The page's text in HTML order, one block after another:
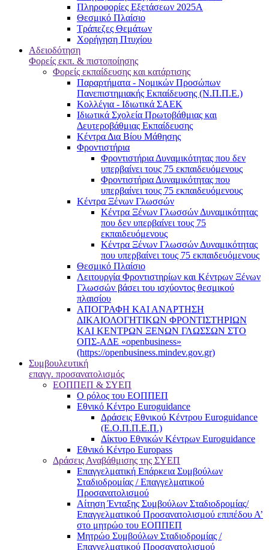
Πληροφορίες Εξετάσεων 2025Α
Θεσμικό Πλαίσιο
Τράπεζες Θεμάτων
Χορήγηση Πτυχίου
Αδειοδότηση
Φορείς εκπ. & πιστοποίησης
Φορείς εκπαίδευσης και κατάρτισης
Παραρτήματα - Νομικών Προσώπων
Πανεπιστημιακής Εκπαίδευσης (Ν.Π.Π.Ε.)
Κολλέγια - Ιδιωτικά ΣΑΕΚ
Ιδιωτικά Σχολεία Πρωτοβάθμιας και
Δευτεροβάθμιας Εκπαίδευσης
Κέντρα Δια Βίου Μάθησης
Φροντιστήρια
Φροντιστήρια Δυναμικότητας που δεν
υπερβαίνει τους 75 εκπαιδευόμενους
Φροντιστήρια Δυναμικότητας που
υπερβαίνει τους 75 εκπαιδευόμενους
Κέντρα Ξένων Γλωσσών
Kέντρα Ξένων Γλωσσών Δυναμικότητας
που δεν υπερβαίνει τους 75
εκπαιδευόμενους
Kέντρα Ξένων Γλωσσών Δυναμικότητας
που υπερβαίνει τους 75 εκπαιδευόμενους
Θεσμικό Πλαίσιο
Λειτουργία Φροντιστηρίων και Κέντρων Ξένων
Γλωσσών βάσει του ισχύοντος θεσμικού
πλαισίου
ΑΠΟΓΡΑΦΗ ΚΑΙ ΑΝΑΡΤΗΣΗ
ΔΙΚΑΙΟΛΟΓΗΤΙΚΩΝ ΦΡΟΝΤΙΣΤΗΡΙΩΝ
ΚΑΙ ΚΕΝΤΡΩΝ ΞΕΝΩΝ ΓΛΩΣΣΩΝ ΣΤΟ
ΟΠΣ-ΑΔΕ «openbusiness»
(https://openbusiness.mindev.gov.gr)
Συμβουλευτική
επαγγ. προσανατολισμός
ΕΟΠΠΕΠ & ΣΥΕΠ
Ο ρόλος του ΕΟΠΠΕΠ
Εθνικό Κέντρο Euroguidance
Δράσεις Εθνικού Κέντρου Euroguidance
(Ε.Ο.Π.Π.Ε.Π.)
Δίκτυο Εθνικών Κέντρων Euroguidance
Εθνικό Κέντρο Europass
Δράσεις Αναβάθμισης της ΣΥΕΠ
Επαγγελματική Επάρκεια Συμβούλων
Σταδιοδρομίας / Επαγγελματικού
Προσανατολισμού
Αίτηση Ένταξης Συμβούλων Σταδιοδρομίας/
Επαγγελματικού Προσανατολισμού επιπέδου Α’
στο μητρώο του ΕΟΠΠΕΠ
Μητρώο Συμβούλων Σταδιοδρομίας /
Επαγγελματικού Προσανατολισμού